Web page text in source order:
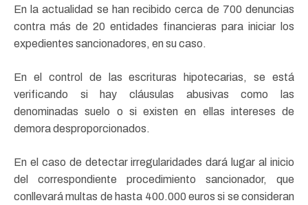
En la actualidad se han recibido cerca de 700 denuncias
contra más de 20 entidades financieras para iniciar los
expedientes sancionadores, en su caso.
En el control de las escrituras hipotecarias, se está
verificando si hay cláusulas abusivas como las
denominadas suelo o si existen en ellas intereses de
demora desproporcionados.
En el caso de detectar irregularidades dará lugar al inicio
del correspondiente procedimiento sancionador, que
conllevará multas de hasta 400.000 euros si se consideran